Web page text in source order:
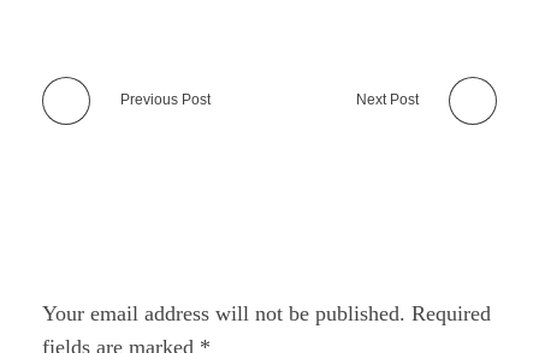
Previous Post Next Post
Your email address will not be published. Required
fields are marked *